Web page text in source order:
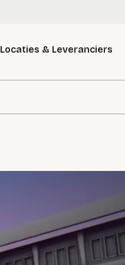
Locaties & Leveranciers